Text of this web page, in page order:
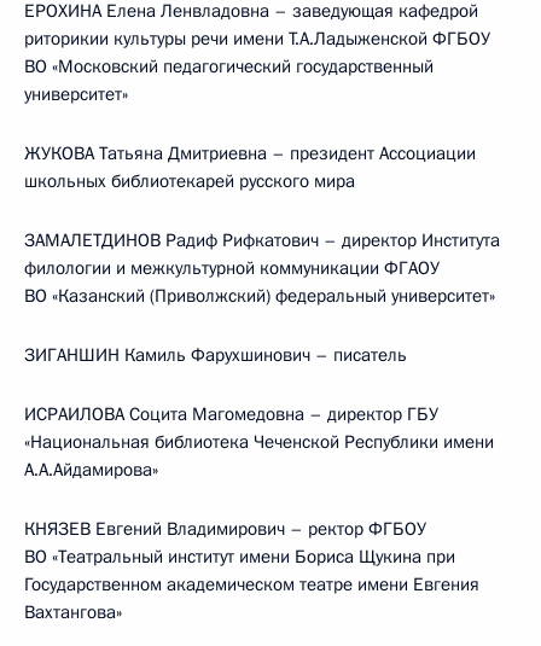
ЕРОХИНА Елена Ленвладовна – заведующая кафедрой
риторикии культуры речи имени Т.А.Ладыженской ФГБОУ
ВО «Московский педагогический государственный
университет»
ЖУКОВА Татьяна Дмитриевна – президент Ассоциации
школьных библиотекарей русского мира
ЗАМАЛЕТДИНОВ Радиф Рифкатович – директор Института
филологии и межкультурной коммуникации ФГАОУ
ВО «Казанский (Приволжский) федеральный университет»
ЗИГАНШИН Камиль Фарухшинович – писатель
ИСРАИЛОВА Социта Магомедовна – директор ГБУ
«Национальная библиотека Чеченской Республики имени
А.А.Айдамирова»
КНЯЗЕВ Евгений Владимирович – ректор ФГБОУ
ВО «Театральный институт имени Бориса Щукина при
Государственном академическом театре имени Евгения
Вахтангова»